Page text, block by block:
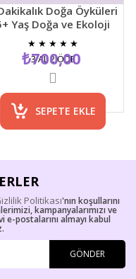
Doğa Öyküleri
Yaş Doğa ve Ekoloji
Temalı Çocuk Hikaye
Kitabı
★ ★ ★ ★ ★
₺700,00
SEPETE EKLE
3 AL 2 ÖDE
Politikası'nın koşullarını
kampanyalarımızı ve
postalarını almayı kabul
GÖNDER